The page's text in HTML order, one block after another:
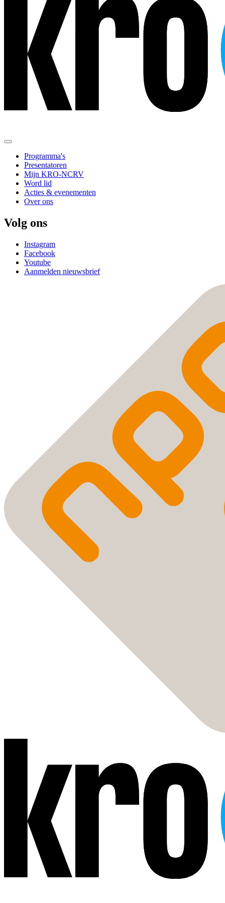
Programma's
Presentatoren
Mijn KRO-NCRV
Word lid
Acties & evenementen
Over ons
Volg ons
Instagram
Facebook
Youtube
Aanmelden nieuwsbrief